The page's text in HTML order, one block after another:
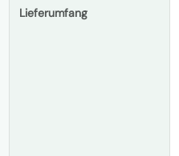
Lieferumfang